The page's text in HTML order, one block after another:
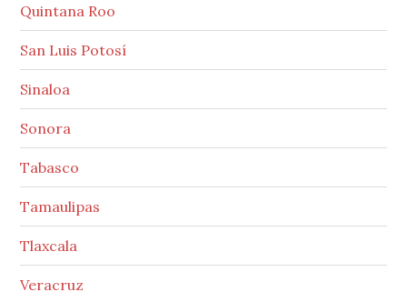
Quintana Roo
San Luis Potosí
Sinaloa
Sonora
Tabasco
Tamaulipas
Tlaxcala
Veracruz